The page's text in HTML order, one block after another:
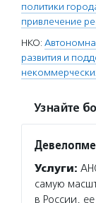
политики
привлечение
НКО:
развития и
Узнайте
Услуги:
самую
в России,